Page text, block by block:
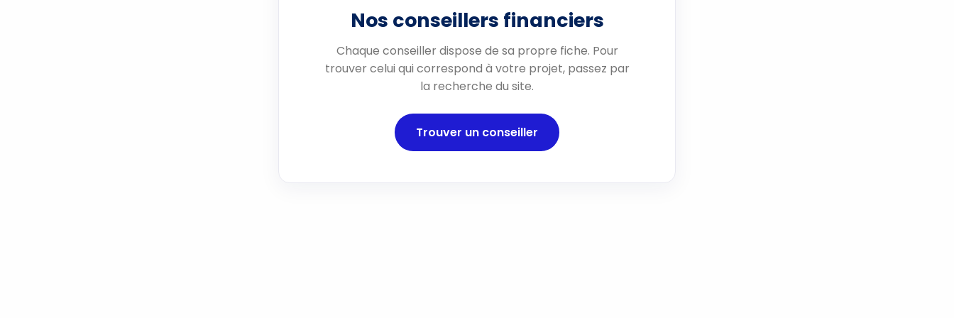
Nos conseillers financiers
Chaque conseiller dispose de sa propre fiche. Pour
trouver celui qui correspond à votre projet, passez par
la recherche du site.
Trouver un conseiller